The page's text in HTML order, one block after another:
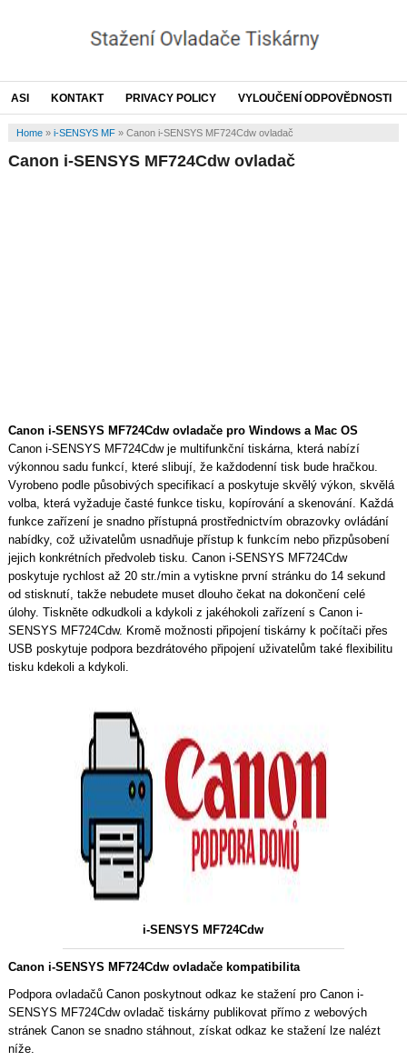
ASI KONTAKT PRIVACY POLICY VYLOUČENÍ ODPOVĚDNOSTI
Home» i-SENSYS MF» Canon i-SENSYS MF724Cdw ovladač
Canon i-SENSYS MF724Cdw ovladač
Canon i-SENSYS MF724Cdw ovladače pro Windows a Mac OS
Canon i-SENSYS MF724Cdw je multifunkční tiskárna, která nabízí
výkonnou sadu funkcí, které slibují, že každodenní tisk bude hračkou.
Vyrobeno podle působivých specifikací a poskytuje skvělý výkon, skvělá
volba, která vyžaduje časté funkce tisku, kopírování a skenování. Každá
funkce zařízení je snadno přístupná prostřednictvím obrazovky ovládání
nabídky, což uživatelům usnadňuje přístup k funkcím nebo přizpůsobení
jejich konkrétních předvoleb tisku. Canon i-SENSYS MF724Cdw
poskytuje rychlost až 20 str./min a vytiskne první stránku do 14 sekund
od stisknutí, takže nebudete muset dlouho čekat na dokončení celé
úlohy. Tiskněte odkudkoli a kdykoli z jakéhokoli zařízení s Canon i-
SENSYS MF724Cdw. Kromě možnosti připojení tiskárny k počítači přes
USB poskytuje podpora bezdrátového připojení uživatelům také flexibilitu
tisku kdekoli a kdykoli.
i-SENSYS MF724Cdw
Canon i-SENSYS MF724Cdw ovladače kompatibilita
Podpora ovladačů Canon poskytnout odkaz ke stažení pro Canon i-
SENSYS MF724Cdw ovladač tiskárny publikovat přímo z webových
stránek Canon se snadno stáhnout, získat odkaz ke stažení lze nalézt
níže.